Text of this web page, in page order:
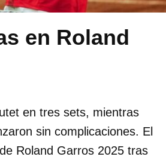
en Roland
en tres sets, mientras
sin complicaciones. El
Roland Garros 2025 tras